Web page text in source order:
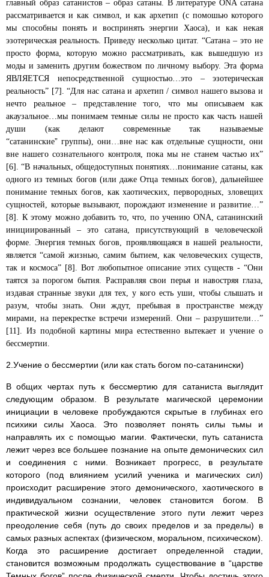
главный образ сатанистов – образ сатаны. В литературе ONA сатана
рассматривается и как символ, и как архетип (с помошью которого
мы способны понять и воспринять энергии Хаоса), и как некая
эзотерическая реальность. Приведу несколько цитат. “Сатана – это не
просто форма, которую можно рассматривать, как вышедшую из
моды и заменить другим божеством по личному выбору. Эта форма
ЯВЛЯЕТСЯ непосредственной сущностью…это – эзотерическая
реальность” [7]. “Для нас сатана и архетип / символ нашего вызова и
нечто реальное – представление того, что мы описываем как
акаузальное…мы понимаем темные силы не просто как часть нашей
души (как делают современные так называемые
“сатанинские” группы), они…вне нас как отдельные сущности, они
вне нашего сознательного контроля, пока мы не станем частью их”
[6]. “В начальных, общедоступных понятиях…понимание сатаны, как
одного из темных богов (или даже Отца темных богов), дальнейшее
понимание темных богов, как хаотических, первородных, зловещих
сущностей, которые вызывают, порождают изменение и развитие…”
[8]. К этому можно добавить то, что, по учению ONA, сатанинский
инициированный – это сатана, присутствующий в человеческой
форме. Энергия темных богов, проявляющаяся в нашей реальности,
является “самой жизнью, самим бытием, как человеческих существ,
так и космоса” [8]. Вот любопытное описание этих существ - “Они
таятся за порогом бытия. Расправляя свои перья и навостряя глаза,
издавая странные звуки для тех, у кого есть уши, чтобы слышать и
разум, чтобы знать. Они ждут, пребывая в пространстве между
мирами, на перекрестке встречи измерений. Они – разрушители…”
[11]. Из подобной картины мира естественно вытекает и учение о
бессмертии.
2.Учение о бессмертии (или как стать богом по-сатанински)
В общих чертах путь к бессмертию для сатаниста выглядит
следующим образом. В результате магической церемонии
инициации в человеке пробуждаются скрытые в глубинах его
психики силы Хаоса. Это позволяет понять силы тьмы и
направлять их с помощью магии. Фактически, путь сатаниста
лежит через все большее познание на опыте демонических сил
и соединения с ними. Возникает прогресс, в результате
которого (под влиянием усилий ученика и магических сил)
происходит расширение этого демонического, хаотического в
индивидуальном сознании, человек становится богом. В
практической жизни осуществление этого пути лежит через
преодоление себя (путь до своих пределов и за пределы) в
самых разных аспектах (физическом, моральном, психическом).
Когда это расширение достигает определенной стадии,
становится возможным продолжать существование в “царстве